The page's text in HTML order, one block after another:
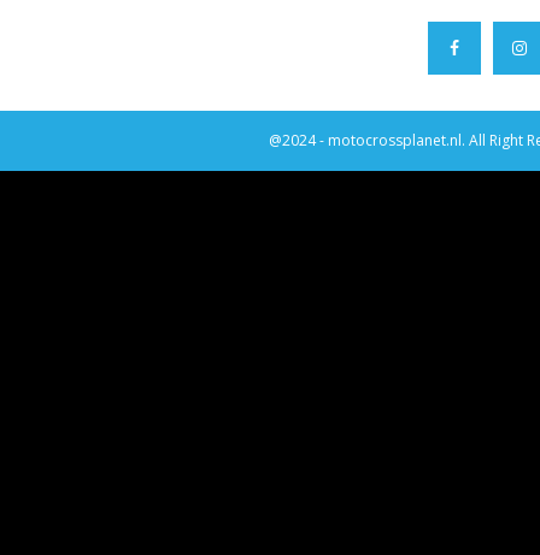
@2024 - motocrossplanet.nl. All Right